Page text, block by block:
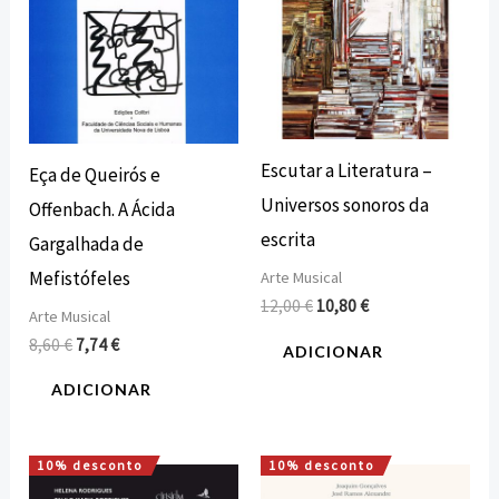
Eça de Queirós e
Offenbach. A Ácida
Gargalhada de
Mefistófeles
Arte Musical
8,60€ 7,74€
ADICIONAR
Escutar a Literatura –
Universos sonoros da
escrita
Arte Musical
12,00€ 10,80€
ADICIONAR
10% desconto
O
O
10% desconto
O
O